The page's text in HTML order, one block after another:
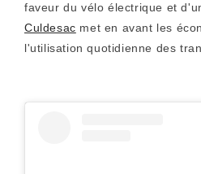
faveur du vélo électrique et
Culdesac met en avant les
l'utilisation quotidienne des